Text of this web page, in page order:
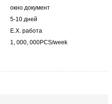
окно документ
5-10 дней
E.X. работа
1, 000, 000PCS/week